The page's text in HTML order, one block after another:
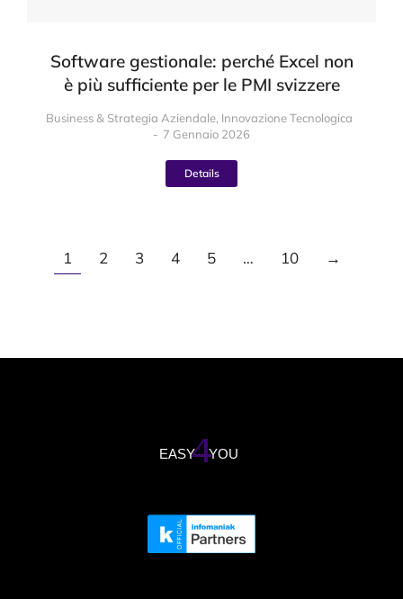
Software gestionale: perché Excel non
è più sufficiente per le PMI svizzere
Business & Strategia Aziendale, Innovazione Tecnologica
7 Gennaio 2026
Details
1 2 3 4 5 … 10 →